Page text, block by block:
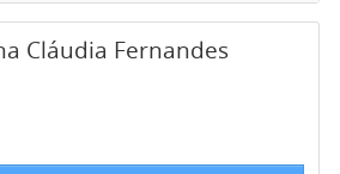
Cláudia Fernandes